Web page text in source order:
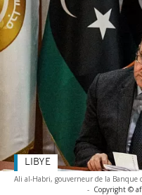
Ali al-Habri, gouverneur de la Banque
- Copyright ©
LIBYE